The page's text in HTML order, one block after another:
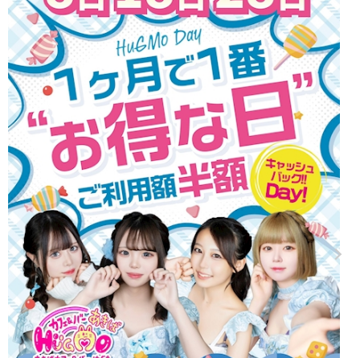
このお店をシェアする
LINE X (旧Twitter)
会員ログイン
女の子ログイン
北海道 東北
甲信越 北陸
関東 静岡